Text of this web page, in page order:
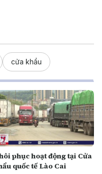
cửa khẩu
phục hoạt động tại Cửa
quốc tế Lào Cai